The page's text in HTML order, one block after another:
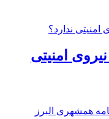
امنیتی